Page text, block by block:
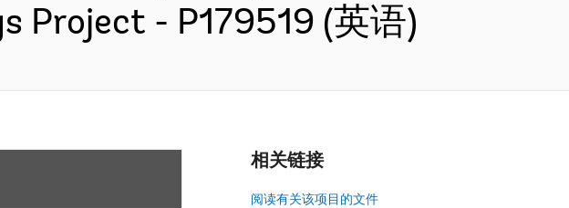
Project - P179519 (英语)
相关链接
阅读有关该项目的文件